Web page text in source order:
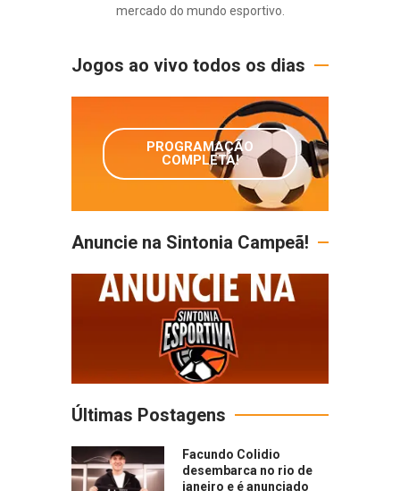
mercado do mundo esportivo.
Jogos ao vivo todos os dias
PROGRAMAÇÃO
COMPLETA!
Anuncie na Sintonia Campeã!
Últimas Postagens
Facundo Colidio
desembarca no rio de
janeiro e é anunciado